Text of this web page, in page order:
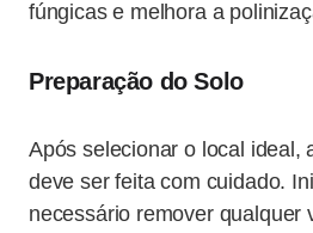
fúngicas e melhora a
Preparação do Solo
Após selecionar o local ideal,
deve ser feita com cuidado.
necessário remover qualquer